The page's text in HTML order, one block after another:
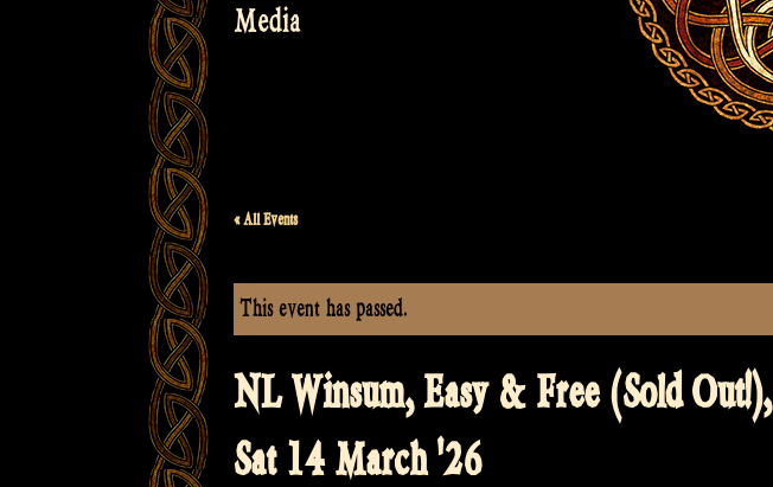
Media
« All Events
This event has passed.
NL Winsum, Easy & Free (Sold Out!),
Sat 14 March '26